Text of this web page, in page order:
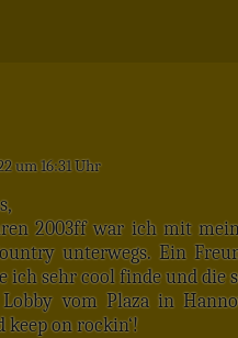
um 16:31 Uhr
2003ff war ich mit
unterwegs. Ein
ich sehr cool finde und
vom Plaza in
keep on rockin‘!